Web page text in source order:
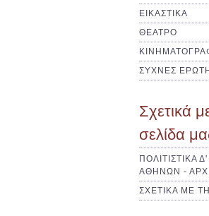
ΕΙΚΑΣΤΙΚΑ
ΘΕΑΤΡΟ
ΣΥΧΝΕΣ
Σχετικά
σελίδα
ΠΟΛΙΤΙΣΤΙΚΑ
ΑΘΗΝΩΝ -
ΣΧΕΤΙΚΑ ΜΕ